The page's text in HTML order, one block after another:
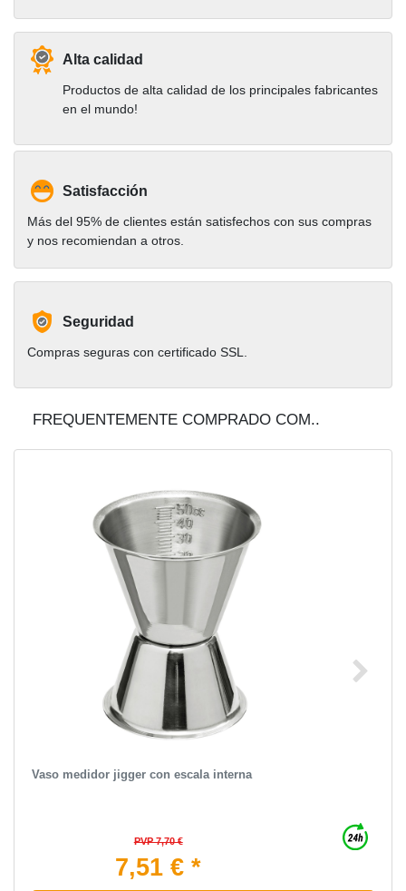
Alta calidad
Productos de alta calidad de los principales fabricantes
en el mundo!
Satisfacción
Más del 95% de clientes están satisfechos con sus compras
y nos recomiendan a otros.
Seguridad
Compras seguras con certificado SSL.
FREQUENTEMENTE COMPRADO COM..
Vaso medidor jigger con escala interna
PVP 7,70 €
7,51 € *